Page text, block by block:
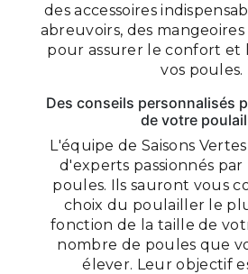
des accessoires
abreuvoirs, des
pour assurer le confort et
vos poules.
Des conseils personnalisés
de votre
L'équipe de Saisons
d'experts passionnés
poules. Ils sauront vous
choix du poulailler le
fonction de la taille de
nombre de poules que
élever. Leur objectif